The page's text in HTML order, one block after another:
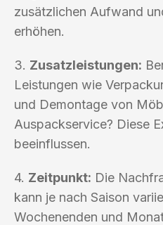
zusätzlichen Aufwand
erhöhen.
3. Zusatzleistungen:
Leistungen wie
und Demontage von
Auspackservice? Diese
beeinflussen.
4. Zeitpunkt: Die
kann je nach Saison
Wochenenden und